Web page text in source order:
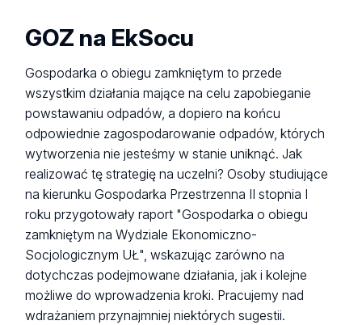
GOZ na EkSocu
Gospodarka o obiegu zamkniętym to przede
wszystkim działania mające na celu zapobieganie
powstawaniu odpadów, a dopiero na końcu
odpowiednie zagospodarowanie odpadów, których
wytworzenia nie jesteśmy w stanie uniknąć. Jak
realizować tę strategię na uczelni? Osoby studiujące
na kierunku Gospodarka Przestrzenna II stopnia I
roku przygotowały raport "Gospodarka o obiegu
zamkniętym na Wydziale Ekonomiczno-
Socjologicznym UŁ", wskazując zarówno na
dotychczas podejmowane działania, jak i kolejne
możliwe do wprowadzenia kroki. Pracujemy nad
wdrażaniem przynajmniej niektórych sugestii.